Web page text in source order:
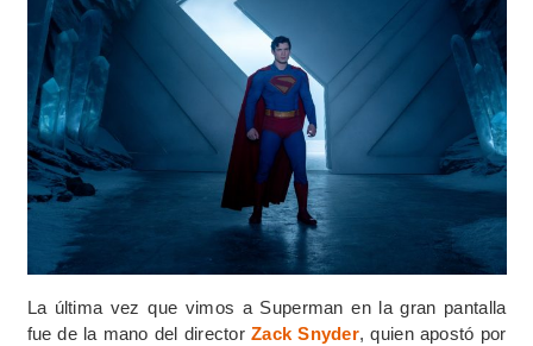
La última vez que vimos a Superman en la gran pantalla
fue de la mano del directorZack Snyder, quien apostó por